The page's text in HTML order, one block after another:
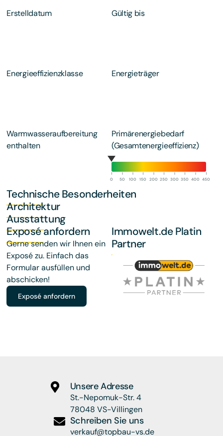
Erstelldatum Gültig bis
Energieeffizienzklasse Energieträger
Warmwasseraufbereitung
enthalten
Primärenergiebedarf
(Gesamtenergieeffizienz)
0 50 100 150 200 250 300 350 400 450
Technische Besonderheiten
Architektur
Ausstattung
Exposé anfordern
Gerne senden wir Ihnen ein
Exposé zu. Einfach das
Formular ausfüllen und
abschicken!
Exposé anfordern
Immowelt.de Platin
Partner
Unsere Adresse
St.-Nepomuk-Str. 4
78048 VS-Villingen
Schreiben Sie uns
verkauf@topbau-vs.de